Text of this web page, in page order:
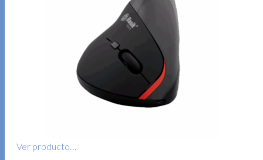
Ver producto…